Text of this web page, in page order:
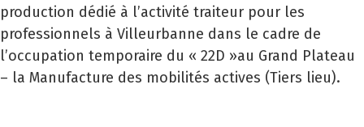
production dédié à l’activité traiteur pour les
professionnels à Villeurbanne dans le cadre de
l’occupation temporaire du « 22D »au Grand Plateau
– la Manufacture des mobilités actives (Tiers lieu).